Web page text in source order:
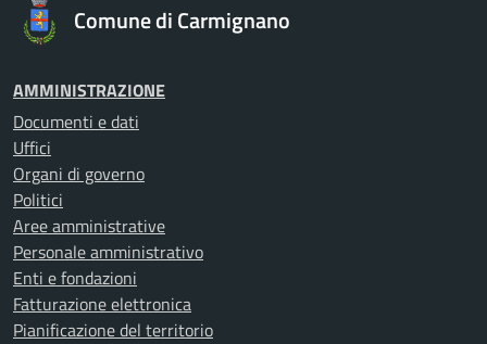
Comune di Carmignano
AMMINISTRAZIONE
Documenti e dati
Uffici
Organi di governo
Politici
Aree amministrative
Personale amministrativo
Enti e fondazioni
Fatturazione elettronica
Pianificazione del territorio